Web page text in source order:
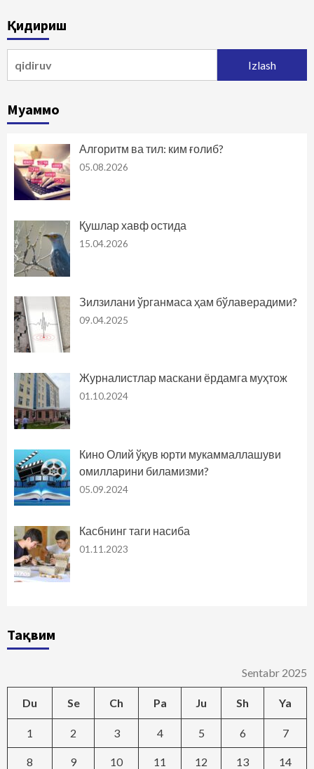
Қидириш
Муаммо
Алгоритм ва тил: ким ғолиб?
05.08.2026
Қушлар хавф остида
15.04.2026
Зилзилани ўрганмаса ҳам бўлаверадими?
09.04.2025
Журналистлар маскани ёрдамга муҳтож
01.10.2024
Кино Олий ўқув юрти мукаммаллашуви
омилларини биламизми?
05.09.2024
Касбнинг таги насиба
01.11.2023
Тақвим
Sentabr 2025
Du Se Ch Pa Ju Sh Ya
1 2 3 4 5 6 7
8 9 10 11 12 13 14